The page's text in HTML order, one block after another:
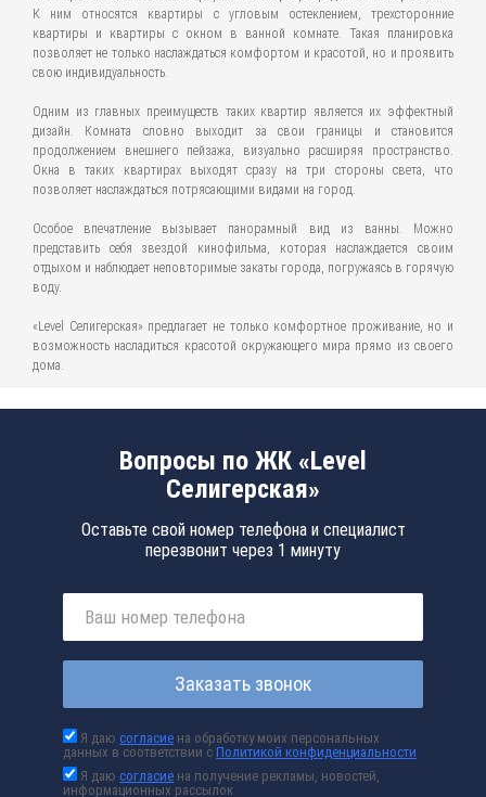
К ним относятся квартиры с угловым остеклением, трехсторонние
квартиры и квартиры с окном в ванной комнате. Такая планировка
позволяет не только наслаждаться комфортом и красотой, но и проявить
свою индивидуальность.
Одним из главных преимуществ таких квартир является их эффектный
дизайн. Комната словно выходит за свои границы и становится
продолжением внешнего пейзажа, визуально расширяя пространство.
Окна в таких квартирах выходят сразу на три стороны света, что
позволяет наслаждаться потрясающими видами на город.
Особое впечатление вызывает панорамный вид из ванны. Можно
представить себя звездой кинофильма, которая наслаждается своим
отдыхом и наблюдает неповторимые закаты города, погружаясь в горячую
воду.
«Level Селигерская» предлагает не только комфортное проживание, но и
возможность насладиться красотой окружающего мира прямо из своего
дома.
Вопросы по ЖК «Level
Селигерская»
Оставьте свой номер телефона и специалист
перезвонит через 1 минуту
Заказать звонок
Я даюсогласие на обработку моих персональных
данных в соответствии сПолитикой конфиденциальности
Я даюсогласие на получение рекламы, новостей,
информационных рассылок